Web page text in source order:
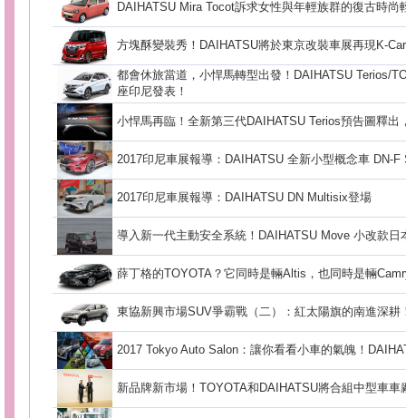
DAIHATSU Mira Tocot訴求女性與年輕族群的復古時尚
方塊酥變裝秀！DAIHATSU將於東京改裝車展再現K-
都會休旅當道，小悍馬轉型出發！DAIHATSU Terios/
座印尼發表！
小悍馬再臨！全新第三代DAIHATSU Terios預告圖釋出
2017印尼車展報導：DAIHATSU 全新小型概念車 DN-F
2017印尼車展報導：DAIHATSU DN Multisix登場
導入新一代主動安全系統！DAIHATSU Move 小改款日
薛丁格的TOYOTA？它同時是輛Altis，也同時是輛
東協新興市場SUV爭霸戰（二）：紅太陽旗的南進深耕
2017 Tokyo Auto Salon：讓你看看小車的氣魄！
新品牌新市場！TOYOTA和DAIHATSU將合組中型車車